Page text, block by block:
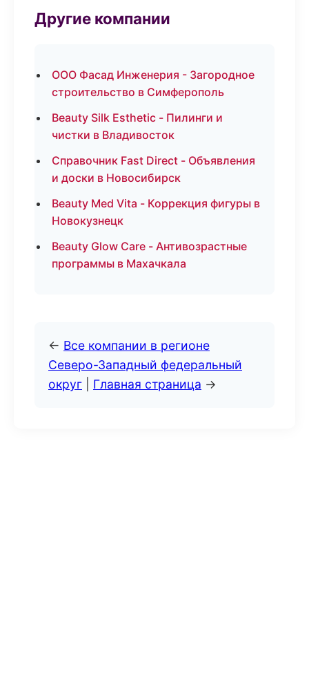
Другие компании
ООО Фасад Инженерия - Загородное
строительство в Симферополь
Beauty Silk Esthetic - Пилинги и
чистки в Владивосток
Справочник Fast Direct - Объявления
и доски в Новосибирск
Beauty Med Vita - Коррекция фигуры в
Новокузнецк
Beauty Glow Care - Антивозрастные
программы в Махачкала
← Все компании в регионе
Северо-Западный федеральный
округ
Главная страница →